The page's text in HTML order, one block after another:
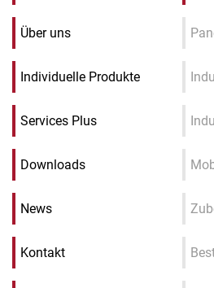
Über uns
Individuelle Produkte
Services Plus
Downloads
News
Kontakt